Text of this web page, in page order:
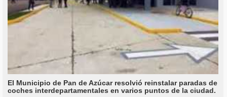
El Municipio de Pan de Azúcar resolvió reinstalar paradas de
coches interdepartamentales en varios puntos de la ciudad.